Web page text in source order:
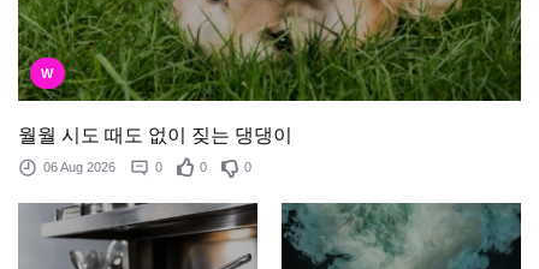
W
월월 시도 때도 없이 짖는 댕댕이
06 Aug 2026 0 0 0